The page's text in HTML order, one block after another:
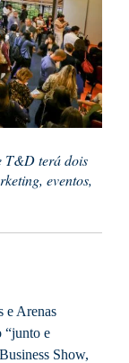
T&D terá dois
eventos,
e Arenas
“junto e
Show,